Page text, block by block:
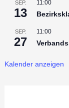
SEP.
13
11:00
SEP.
27
11:00
Kalender anzeigen